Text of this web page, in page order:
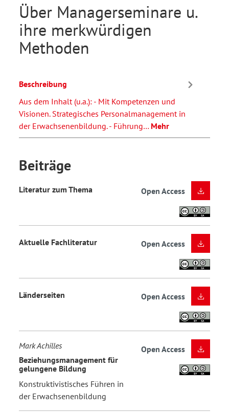
Über Managerseminare u.
ihre merkwürdigen
Methoden
Beschreibung
Aus dem Inhalt (u.a.): - Mit Kompetenzen und
Visionen. Strategisches Personalmanagement in
der Erwachsenenbildung. - Führung… Mehr
Beiträge
Literatur zum Thema Open Access
Aktuelle Fachliteratur Open Access
Länderseiten Open Access
Mark Achilles
Beziehungsmanagement für
gelungene Bildung
Konstruktivistisches Führen in
der Erwachsenenbildung
Open Access